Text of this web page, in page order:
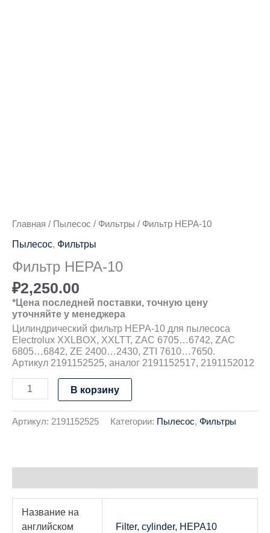
Главная / Пылесос / Фильтры / Фильтр HEPA-10
Пылесос Фильтры
Фильтр HEPA-10
₽2,250.00
*Цена последней поставки, точную цену
уточняйте у менеджера
Цилиндрический фильтр HEPA-10 для пылесоса
Electrolux XXLBOX, XXLTT, ZAC 6705…6742, ZAC
6805…6842, ZE 2400…2430, ZTI 7610…7650.
Артикул 2191152525, аналог 2191152517, 2191152012
В корзину
Артикул: 2191152525 Категории: Пылесос, Фильтры
Название на
английском
Filter, cylinder, HEPA10